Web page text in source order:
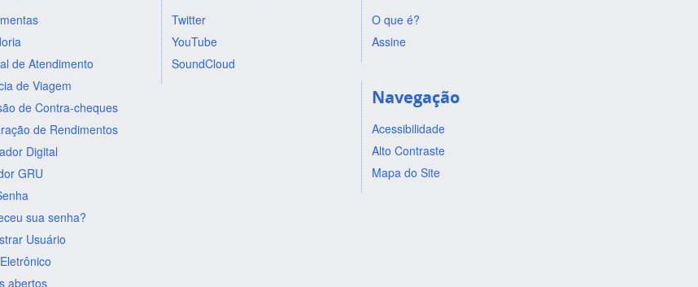
de Atendimento
de Viagem
de Contra-cheques
de Rendimentos
Digital
GRU
sua senha?
Usuário
abertos
Twitter
YouTube
SoundCloud
O que é?
Assine
Navegação
Acessibilidade
Alto Contraste
Mapa do Site